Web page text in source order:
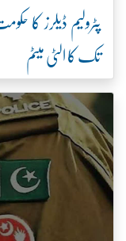
پٹرولیم ڈیلرز کا
تک کا الٹی میٹم